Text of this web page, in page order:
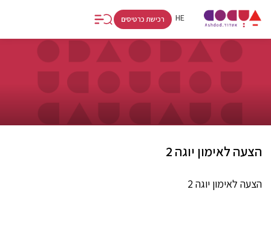
HE
RU
רכישת כרטיסים
הצעה לאימון יוגה 2
הצעה לאימון יוגה 2